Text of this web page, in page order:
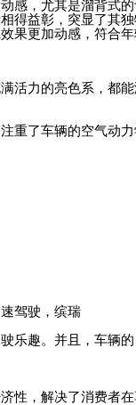
感，尤其是溜背式
得益彰，突显了其
果更加动感，符合
活力的亮色系，都
重了车辆的空气动
驾驶，缤瑞
乐趣。并且，车辆的
性，解决了消费者